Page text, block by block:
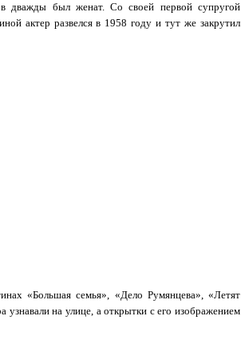
дважды был женат. Со своей первой супругой
актер развелся в 1958 году и тут же закрутил
«Большая семья», «Дело Румянцева», «Летят
на улице, а открытки с его изображением